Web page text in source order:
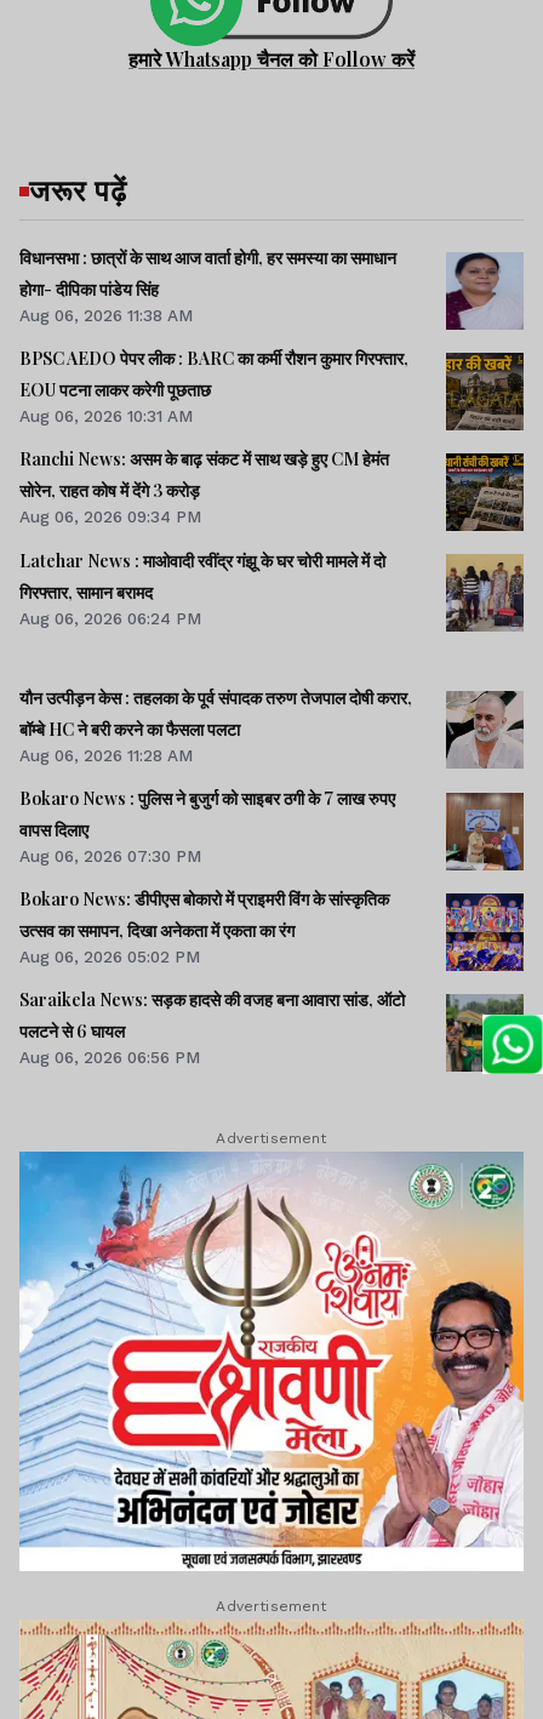
हमारे Whatsapp चैनल को Follow करें
जरूर पढ़ें
विधानसभा : छात्रों के साथ आज वार्ता होगी, हर समस्या का समाधान
होगा- दीपिका पांडेय सिंह
Aug 06, 2026 11:38 AM
BPSC AEDO पेपर लीक : BARC का कर्मी रौशन कुमार गिरफ्तार,
EOU पटना लाकर करेगी पूछताछ
Aug 06, 2026 10:31 AM
Ranchi News: असम के बाढ़ संकट में साथ खड़े हुए CM हेमंत
सोरेन, राहत कोष में देंगे 3 करोड़
Aug 06, 2026 09:34 PM
Latehar News : माओवादी रवींद्र गंझू के घर चोरी मामले में दो
गिरफ्तार, सामान बरामद
Aug 06, 2026 06:24 PM
यौन उत्पीड़न केस : तहलका के पूर्व संपादक तरुण तेजपाल दोषी करार,
बॉम्बे HC ने बरी करने का फैसला पलटा
Aug 06, 2026 11:28 AM
Bokaro News : पुलिस ने बुजुर्ग को साइबर ठगी के 7 लाख रुपए
वापस दिलाए
Aug 06, 2026 07:30 PM
Bokaro News: डीपीएस बोकारो में प्राइमरी विंग के सांस्कृतिक
उत्सव का समापन, दिखा अनेकता में एकता का रंग
Aug 06, 2026 05:02 PM
Saraikela News: सड़क हादसे की वजह बना आवारा सांड, ऑटो
पलटने से 6 घायल
Aug 06, 2026 06:56 PM
Advertisement
Advertisement